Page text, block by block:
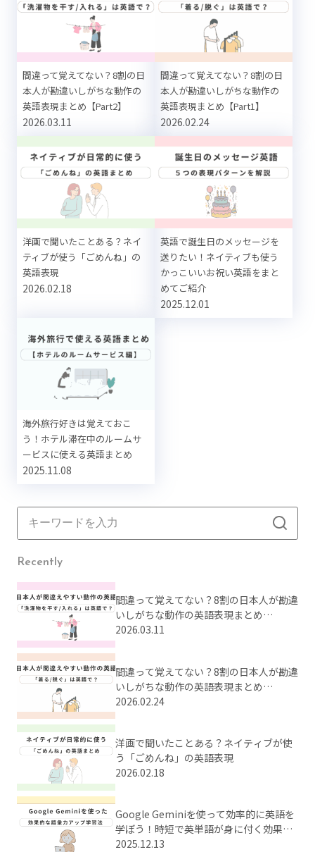
間違って覚えてない？8割の日
本人が勘違いしがちな動作の
英語表現まとめ【Part2】
2026.03.11
間違って覚えてない？8割の日
本人が勘違いしがちな動作の
英語表現まとめ【Part1】
2026.02.24
洋画で聞いたことある？ネイ
ティブが使う「ごめんね」の
英語表現
2026.02.18
英語で誕生日のメッセージを
送りたい！ネイティブも使う
かっこいいお祝い英語をまと
めてご紹介
2025.12.01
海外旅行好きは覚えておこ
う！ホテル滞在中のルームサ
ービスに使える英語まとめ
2025.11.08
Recently
間違って覚えてない？8割の日本人が勘違
いしがちな動作の英語表現まとめ
【Part2】
2026.03.11
間違って覚えてない？8割の日本人が勘違
いしがちな動作の英語表現まとめ
【Part1】
2026.02.24
洋画で聞いたことある？ネイティブが使
う「ごめんね」の英語表現
2026.02.18
Google Geminiを使って効率的に英語を
学ぼう！時短で英単語が身に付く効果的
な学習法とは？
2025.12.13